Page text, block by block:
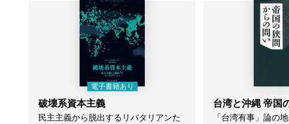
破壊系資本主義
民主主義から脱出するリバタリアンた
台湾と沖縄 帝国
「台湾有事」論の